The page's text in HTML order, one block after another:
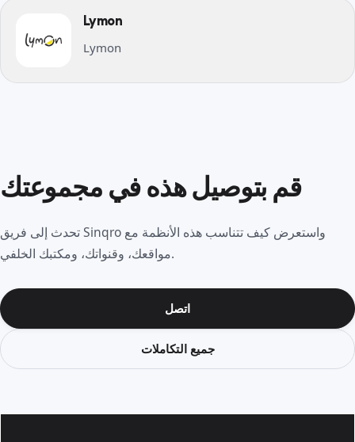
Lymon
Lymon
قم بتوصيل هذه في مجموعتك
تحدث إلى فريق Sinqro واستعرض كيف تتناسب هذه الأنظمة مع
مواقعك، وقنواتك، ومكتبك الخلفي.
اتصل
جميع التكاملات